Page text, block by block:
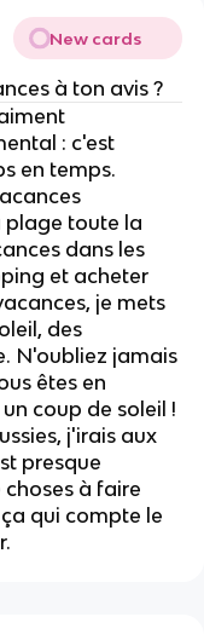
New cards
à ton avis ?
: c'est
en temps.
plage toute la
dans les
et acheter
je mets
des
N'oubliez jamais
êtes en
coup de soleil !
j'irais aux
presque
à faire
qui compte le